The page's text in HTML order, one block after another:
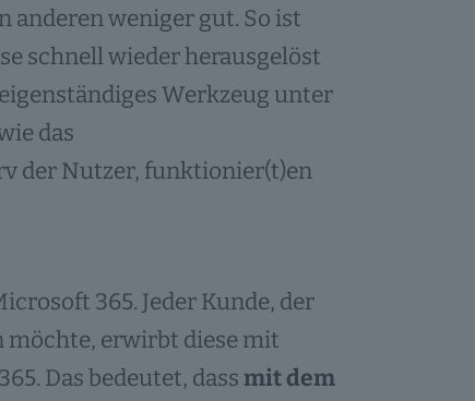
weniger gut. So ist
schnell wieder herausgelöst
Werkzeug unter
das
der Nutzer, funktionier(t)en
365. Jeder Kunde, der
möchte, erwirbt diese mit
Das bedeutet, dassmit dem